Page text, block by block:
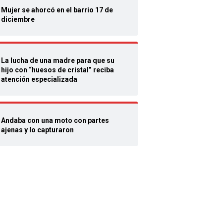
Mujer se ahorcó en el barrio 17 de
diciembre
La lucha de una madre para que su
hijo con “huesos de cristal” reciba
atención especializada
Andaba con una moto con partes
ajenas y lo capturaron